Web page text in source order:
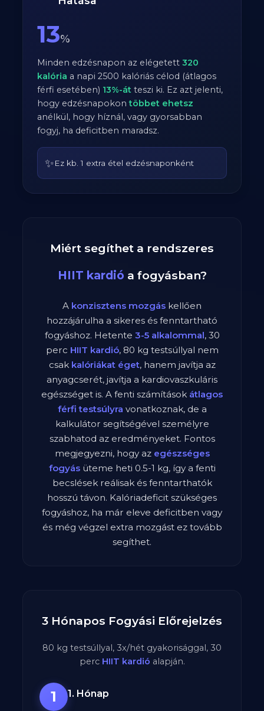
13%
Minden edzésnapon az elégetett320
kalória a napi2500 kalóriás célod (átlagos
férfi esetében) 13%-át teszi ki. Ez azt jelenti,
hogy edzésnapokontöbbet ehetsz
anélkül, hogy híznál, vagy gyorsabban
fogyj, ha deficitben maradsz.
✨Ez kb. 1 extra étel edzésnaponként
Miért segíthet a rendszeres
HIIT kardió a fogyásban?
A konzisztens mozgás kellően
hozzájárulha a sikeres és fenntartható
fogyáshoz. Hetente 3-5 alkalommal, 30
perc HIIT kardió, 80 kg testsúllyal nem
csak kalóriákat éget, hanem javítja az
anyagcserét, javítja a kardiovaszkuláris
egészséget is. A fenti számítások átlagos
férfi testsúlyra vonatkoznak, de a
kalkulátor segítségével személyre
szabhatod az eredményeket. Fontos
megjegyezni, hogy az egészséges
fogyásüteme heti 0.5-1 kg, így a fenti
becslések reálisak és fenntarthatók
hosszú távon. Kalóriadeficit szükséges
fogyáshoz, ha már eleve deficitben vagy
és még végzel extra mozgást ez tovább
segíthet.
3 Hónapos Fogyási Előrejelzés
80 kg testsúllyal, 3x/hét gyakorisággal, 30
perc HIIT kardió alapján.
1 1. Hónap